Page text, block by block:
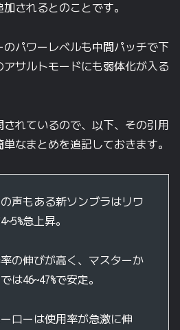
されるとのことです。
パワーレベルも中間パッチで下
サルトモードにも弱体化が入る
れているので、以下、その引用
なまとめを追記しておきます。
声もある新ソンブラはリワ
急上昇。
の伸びが高く、マスターか
は46~47%で安定。
ローは使用率が急激に伸